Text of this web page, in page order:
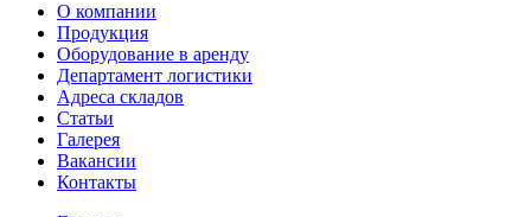
О компании
Продукция
Оборудование в аренду
Департамент логистики
Адреса складов
Статьи
Галерея
Вакансии
Контакты